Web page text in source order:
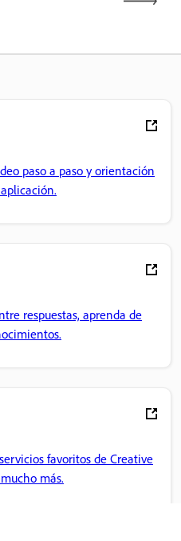
paso a paso y orientación
respuestas, aprenda de
favoritos de Creative
más.